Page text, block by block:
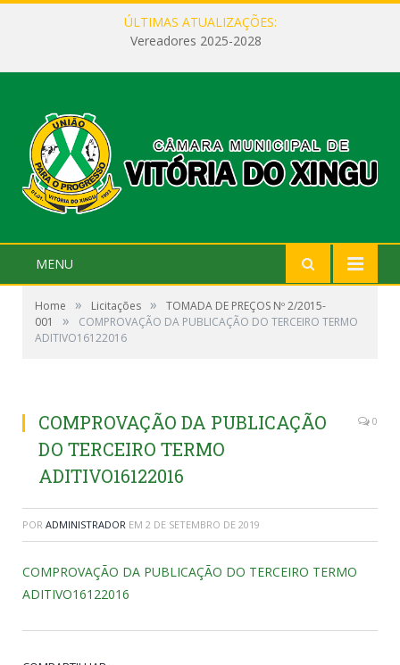
ÚLTIMAS ATUALIZAÇÕES:
Vereadores 2025-2028
MENU
Home » Licitações »
TOMADA DE PREÇOS Nº 2/2015-
001
»
COMPROVAÇÃO DA PUBLICAÇÃO DO TERCEIRO TERMO
ADITIVO16122016
COMPROVAÇÃO DA PUBLICAÇÃO
DO TERCEIRO TERMO
ADITIVO16122016
0
POR ADMINISTRADOR EM 2 DE SETEMBRO DE 2019
COMPROVAÇÃO DA PUBLICAÇÃO DO TERCEIRO TERMO
ADITIVO16122016